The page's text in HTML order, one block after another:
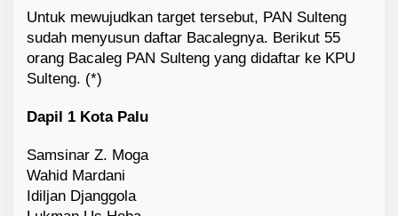
Untuk mewujudkan target tersebut, PAN Sulteng
sudah menyusun daftar Bacalegnya. Berikut 55
orang Bacaleg PAN Sulteng yang didaftar ke KPU
Sulteng. (*)
Dapil 1 Kota Palu
Samsinar Z. Moga
Wahid Mardani
Idiljan Djanggola